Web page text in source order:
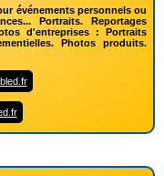
événements personnels ou
Portraits. Reportages
d'entreprises : Portraits
Photos produits.